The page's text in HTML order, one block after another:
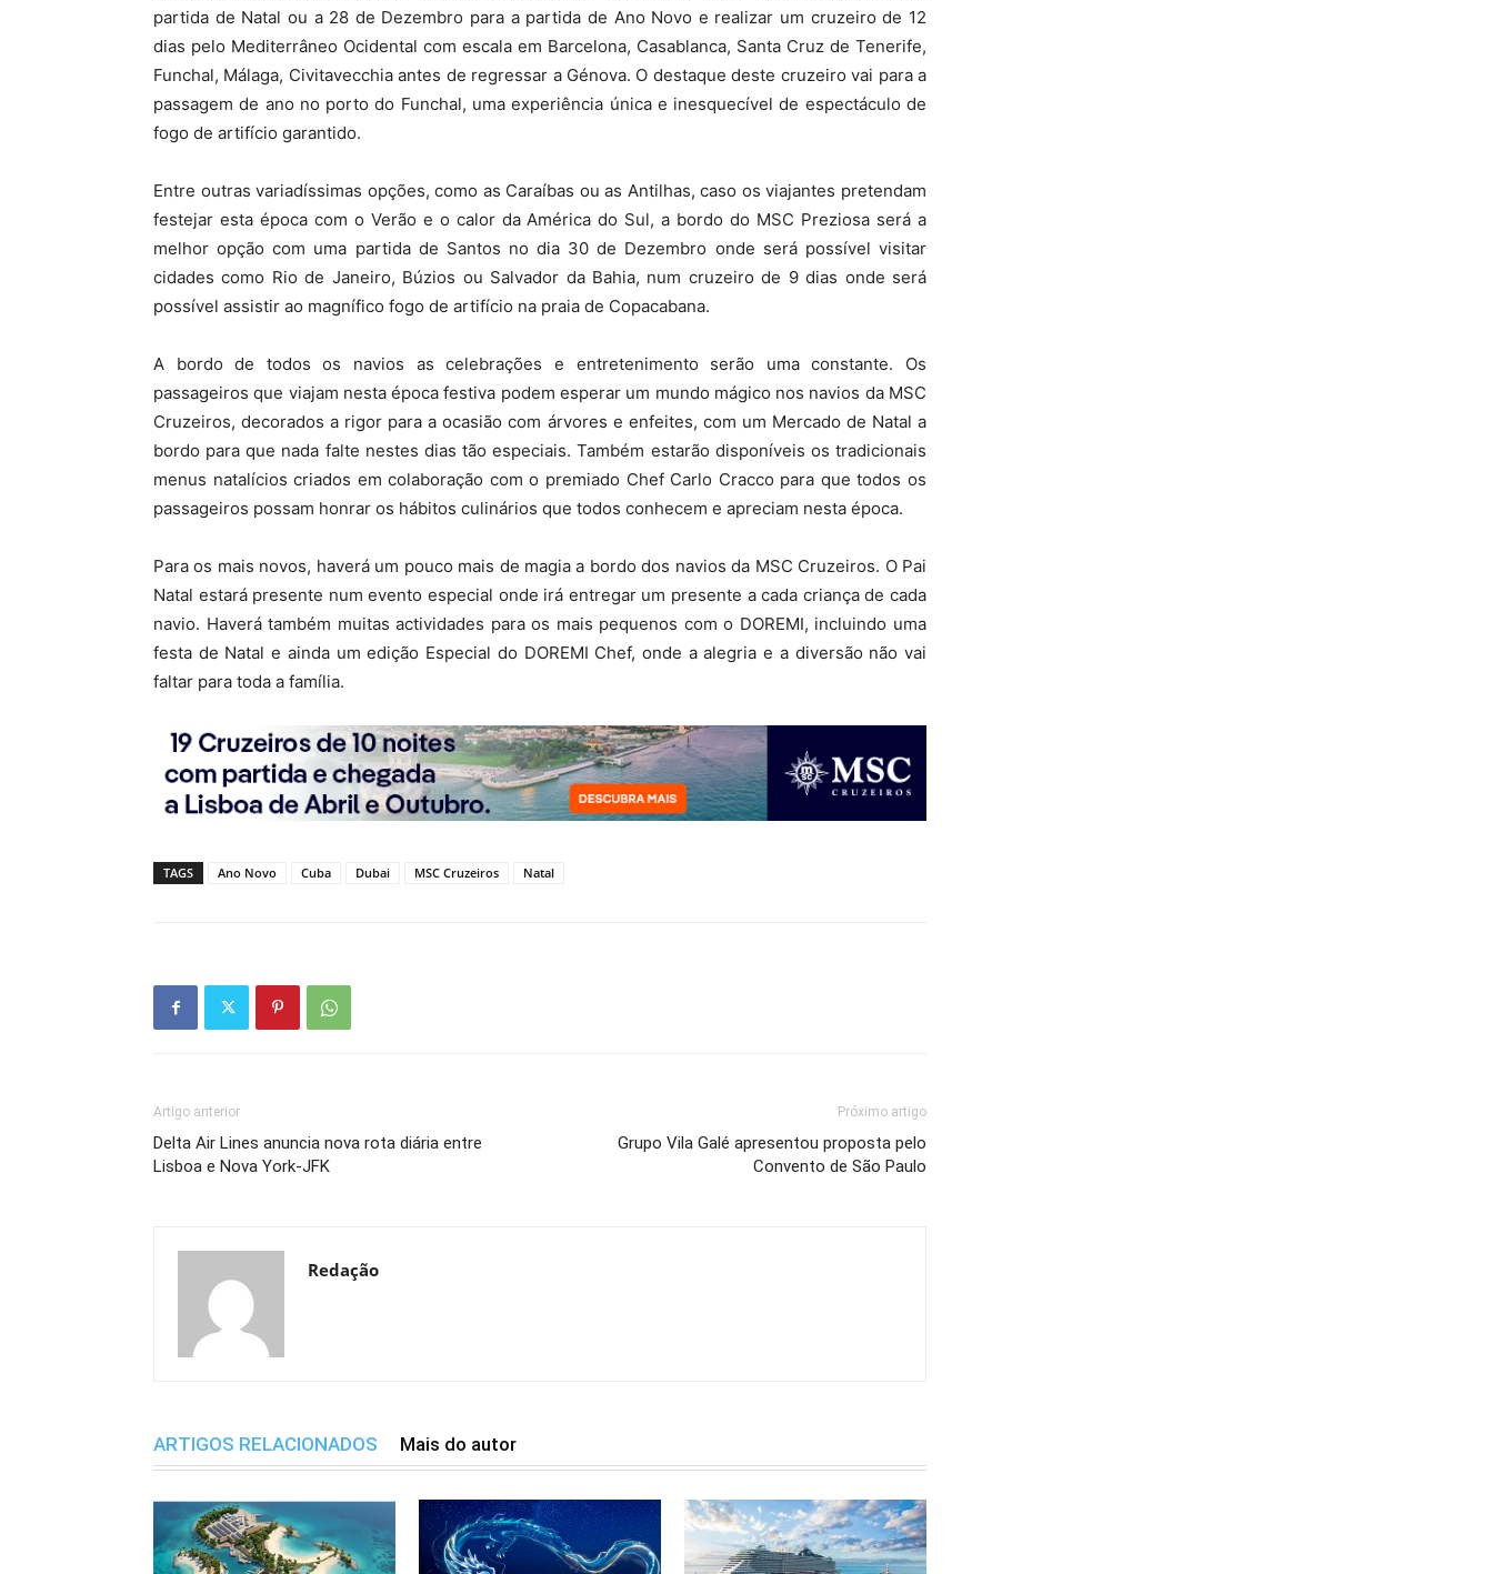
partida de Natal ou a 28 de Dezembro para a partida de Ano Novo e realizar um cruzeiro de 12
dias pelo Mediterrâneo Ocidental com escala em Barcelona, Casablanca, Santa Cruz de Tenerife,
Funchal, Málaga, Civitavecchia antes de regressar a Génova. O destaque deste cruzeiro vai para a
passagem de ano no porto do Funchal, uma experiência única e inesquecível de espectáculo de
fogo de artifício garantido.
Entre outras variadíssimas opções, como as Caraíbas ou as Antilhas, caso os viajantes pretendam
festejar esta época com o Verão e o calor da América do Sul, a bordo do MSC Preziosa será a
melhor opção com uma partida de Santos no dia 30 de Dezembro onde será possível visitar
cidades como Rio de Janeiro, Búzios ou Salvador da Bahia, num cruzeiro de 9 dias onde será
possível assistir ao magnífico fogo de artifício na praia de Copacabana.
A bordo de todos os navios as celebrações e entretenimento serão uma constante. Os
passageiros que viajam nesta época festiva podem esperar um mundo mágico nos navios da MSC
Cruzeiros, decorados a rigor para a ocasião com árvores e enfeites, com um Mercado de Natal a
bordo para que nada falte nestes dias tão especiais. Também estarão disponíveis os tradicionais
menus natalícios criados em colaboração com o premiado Chef Carlo Cracco para que todos os
passageiros possam honrar os hábitos culinários que todos conhecem e apreciam nesta época.
Para os mais novos, haverá um pouco mais de magia a bordo dos navios da MSC Cruzeiros. O Pai
Natal estará presente num evento especial onde irá entregar um presente a cada criança de cada
navio. Haverá também muitas actividades para os mais pequenos com o DOREMI, incluindo uma
festa de Natal e ainda um edição Especial do DOREMI Chef, onde a alegria e a diversão não vai
faltar para toda a família.
TAGS Ano Novo Cuba Dubai MSC Cruzeiros Natal
Artigo anterior
Delta Air Lines anuncia nova rota diária entre
Lisboa e Nova York-JFK
Próximo artigo
Grupo Vila Galé apresentou proposta pelo
Convento de São Paulo
Redação
ARTIGOS RELACIONADOS Mais do autor